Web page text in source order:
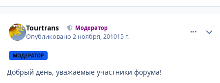
Tourtrans Модератор
Опубликовано2 ноября, 201015 г.
МОДЕРАТОР
Добрый день, уважаемые участники форума!